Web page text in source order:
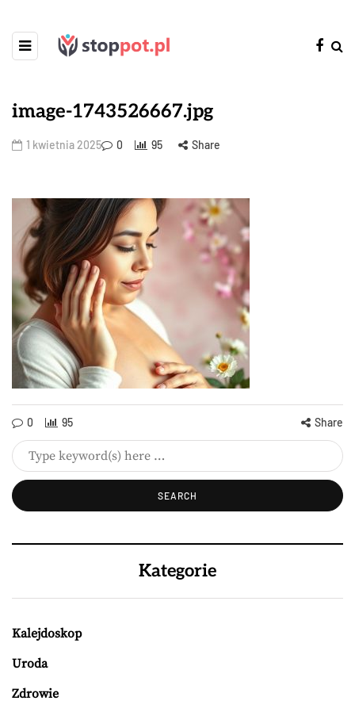
image-1743526667.jpg
1 kwietnia 2025 0 95 Share
0 95 Share
Kategorie
Kalejdoskop
Uroda
Zdrowie